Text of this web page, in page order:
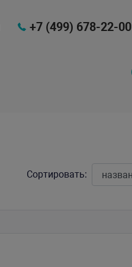
+7 (499) 678-22-00
Сортировать: